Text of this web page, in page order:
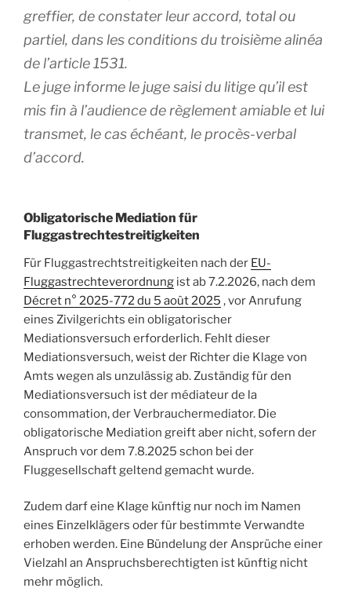
greffier, de constater leur accord, total ou
partiel, dans les conditions du troisième alinéa
de l’article 1531.
Le juge informe le juge saisi du litige qu’il est
mis fin à l’audience de règlement amiable et lui
transmet, le cas échéant, le procès-verbal
d’accord.
Obligatorische Mediation für
Fluggastrechtestreitigkeiten
Für Fluggastrechtstreitigkeiten nach der EU-
Fluggastrechteverordnung ist ab 7.2.2026, nach dem
Décret n° 2025-772 du 5 août 2025 , vor Anrufung
eines Zivilgerichts ein obligatorischer
Mediationsversuch erforderlich. Fehlt dieser
Mediationsversuch, weist der Richter die Klage von
Amts wegen als unzulässig ab. Zuständig für den
Mediationsversuch ist der médiateur de la
consommation, der Verbrauchermediator. Die
obligatorische Mediation greift aber nicht, sofern der
Anspruch vor dem 7.8.2025 schon bei der
Fluggesellschaft geltend gemacht wurde.
Zudem darf eine Klage künftig nur noch im Namen
eines Einzelklägers oder für bestimmte Verwandte
erhoben werden. Eine Bündelung der Ansprüche einer
Vielzahl an Anspruchsberechtigten ist künftig nicht
mehr möglich.